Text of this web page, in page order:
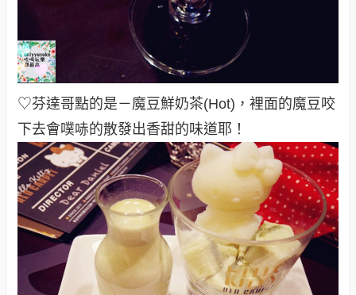
♡芬達哥點的是－魔豆鮮奶茶(Hot)，裡面的魔豆咬
下去會噗哧的散發出香甜的味道耶！